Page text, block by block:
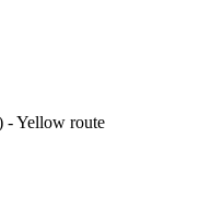
- Yellow route